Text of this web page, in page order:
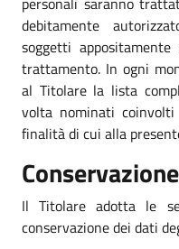
debitamente
soggetti
trattamento. In ogni
al Titolare la lista
volta nominati
finalità di cui alla
Conservazione
Il Titolare adotta le
conservazione dei dati